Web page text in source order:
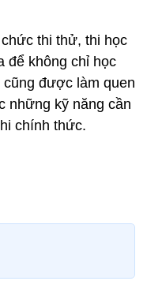
thi thử, thi học
để không chỉ học
được làm quen
những kỹ năng cần
chính thức.